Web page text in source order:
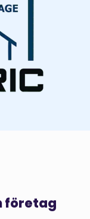
företag